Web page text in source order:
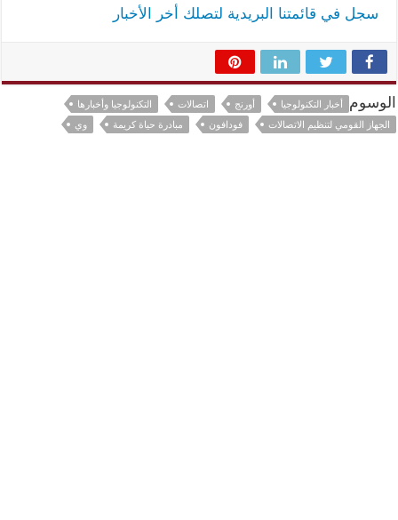
سجل في قائمتنا البريدية لتصلك أخر الأخبار
الوسوم أخبار التكنولوجيا أورنج اتصالات
التكنولوجيا وأخبارها
الجهاز القومي لتنظيم الاتصالات
فودافون مبادرة حياة كريمة وي